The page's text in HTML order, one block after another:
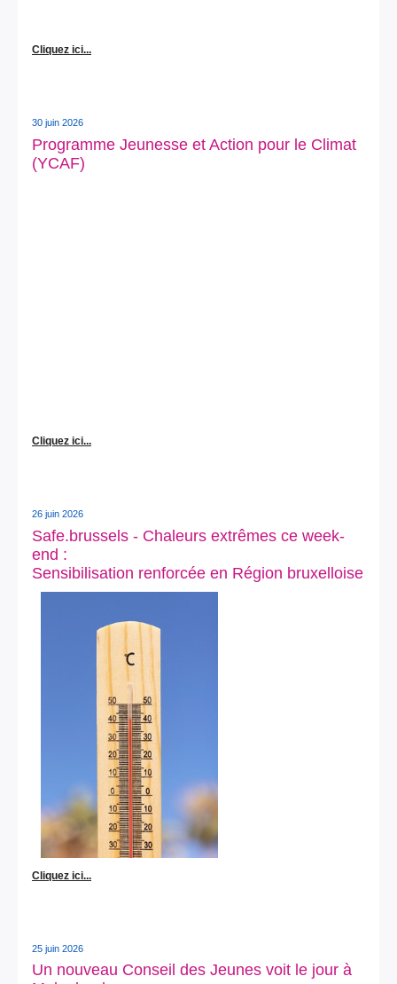
Cliquez ici...
30 juin 2026
Programme Jeunesse et Action pour le Climat
(YCAF)
Cliquez ici...
26 juin 2026
Safe.brussels - Chaleurs extrêmes ce week-
end :
Sensibilisation renforcée en Région bruxelloise
Cliquez ici...
25 juin 2026
Un nouveau Conseil des Jeunes voit le jour à